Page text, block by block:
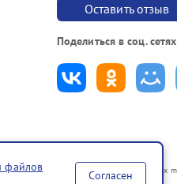
Оставить отзыв
Поделиться в соц.
в неавторизованных сервисных центрах
файлов
Согласен